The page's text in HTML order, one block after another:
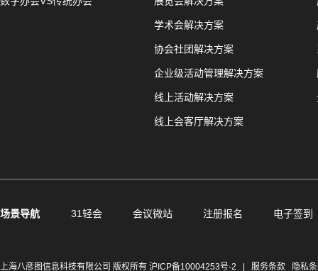
学术会解决方案
协会社团解决方案
企业级活动管理解决方案
线上活动解决方案
线上会客厅解决方案
场景导航 31轻会 会议微站 注册报名 电子签到
上海八彦图信息科技有限公司 版权所有 沪ICP备10004253号-2 服务条款
隐私